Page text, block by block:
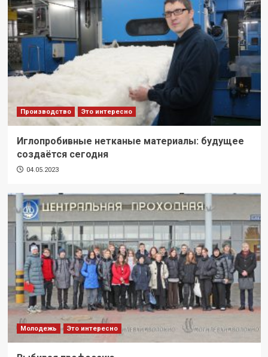
Производство Это интересно
Иглопробивные нетканые материалы: будущее
создаётся сегодня
04.05.2023
Молодежь Это интересно